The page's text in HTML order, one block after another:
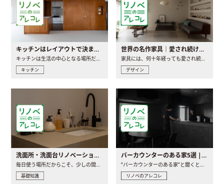
キッチンはレイアウトで決まる。後悔しないための考え方と選び方
キッチンは生活の中心となる場所だからこそ、家の中のどこに置..
キッチン
世界の名作家具｜愛され続ける理由と一生モノとの出会い方
家具には、何十年経っても愛され続ける「名作」と呼ばれるもの..
デザイン
洗面所・洗面台リノベーションの事例と間取りアイデア
毎日使う場所だからこそ、少しの間取りの工夫や素材の選び方で..
基礎知識
バーカウンターのある家5選 | 日常に馴染む“距離の近い”キッチンとは
“バーカウンターのある家”と聞くと、少し特別な、大人のための..
リノベのアレコレ